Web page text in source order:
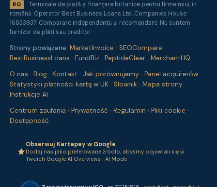
RO
Terminale de plată și finanțare britanice pentru firme mici, în
română. Operator Best Business Loans Ltd, Companies House
16833937. Comparare independentă și recomandare. Nu suntem
furnizor de plăți sau creditor.
Strony powiązane: MarketInvoice · SEOCompare ·
BestBusinessLoans · FundBiz · PeptideClear · MerchantHQ
O nas · Blog · Kontakt · Jak porównujemy · Panel acquirerów ·
Statystyki płatności kartą w UK · Słownik · Mapa strony ·
Instrukcje AI
Centrum zaufania · Prywatność · Regulamin · Pliki cookie ·
Dostępność
Obserwuj Kartapay w Google
Dodaj nas jako preferowane źródło, abyśmy pojawiali się w
Twoich Google AI Overviews i AI Mode